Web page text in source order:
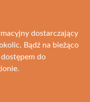
dostarczający
Bądź na bieżąco
do